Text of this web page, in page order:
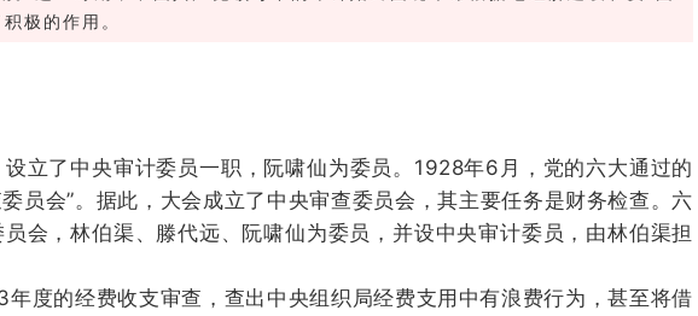
极的作用。
了中央审计委员一职，阮啸仙为委员。1928年6月，党的六大通过的
员会”。据此，大会成立了中央审查委员会，其主要任务是财务检查。六
会，林伯渠、滕代远、阮啸仙为委员，并设中央审计委员，由林伯渠担
度的经费收支审查，查出中央组织局经费支用中有浪费行为，甚至将借